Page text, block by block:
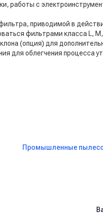
работы с
приводимой в
фильтрами класса L,
(опция) для
для облегчения процесса
Промышленные